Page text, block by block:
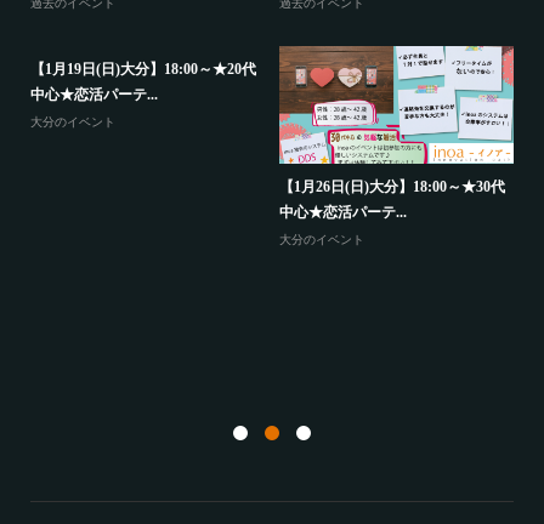
【12月26日(木)大分】19:30～★30代
中心★恋活パー...
【12月28日(土)山口】
から38歳★恋...
山口のイベント